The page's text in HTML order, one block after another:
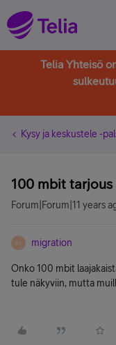
Telia Yhteisö
Kysy ja keskustele -
100 mbit tarjous
Forum|Forum|11 years
M migration
Onko 100 mbit
tule näkyviin, mutta